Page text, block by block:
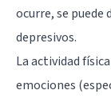
ocurre, se
depresivos.
La actividad
emociones